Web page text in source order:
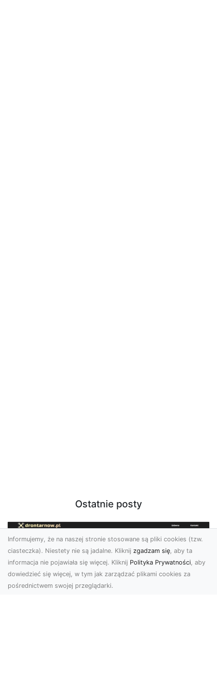
Ostatnie posty
Informujemy, że na naszej stronie stosowane są pliki cookies (tzw.
ciasteczka). Niestety nie są jadalne. Kliknij zgadzam się, aby ta
informacja nie pojawiała się więcej. Kliknij Polityka Prywatności, aby
dowiedzieć się więcej, w tym jak zarządzać plikami cookies za
pośrednictwem swojej przeglądarki.